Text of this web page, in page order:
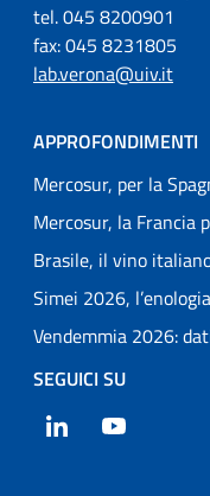
tel. 045 8200901
fax: 045 8231805
lab.verona@uiv.it
APPROFONDIMENTI
Mercosur, per la
Mercosur, la Francia
Brasile, il vino
Simei 2026,
Vendemmia 2026:
SEGUICI SU
LinkedIn